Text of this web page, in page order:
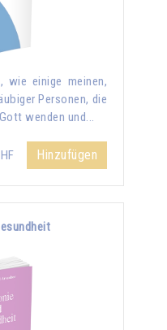
einige meinen,
Personen, die
wenden und...
Hinzufügen